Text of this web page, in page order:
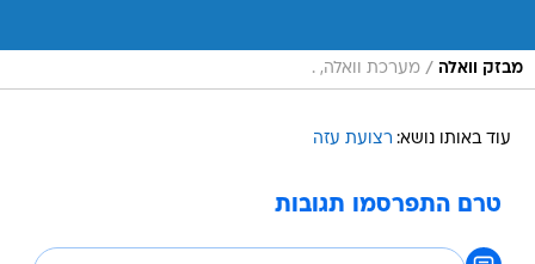
מבזק וואלה / מערכת וואלה, .
עוד באותו נושא: רצועת עזה
טרם התפרסמו תגובות